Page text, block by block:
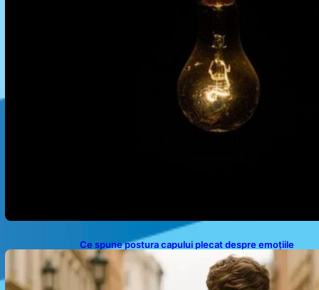
Ce spune postura capului plecat despre emoțiile
noastre: analiza unui obicei comun